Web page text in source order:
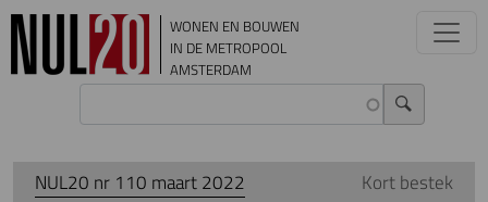
Overslaan en naar de inhoud gaan
WONEN EN BOUWEN
IN DE METROPOOL
AMSTERDAM
NUL20 nr 110 maart 2022 Kort bestek